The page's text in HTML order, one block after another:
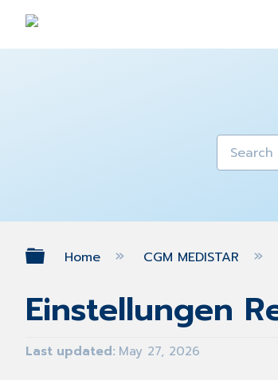
Expand/collapse
Home CGM MEDISTAR
Einstellungen
Last updated May 27, 2026